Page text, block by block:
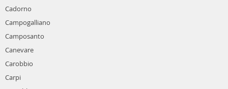
Cadorno
Campogalliano
Camposanto
Canevare
Carobbio
Carpi